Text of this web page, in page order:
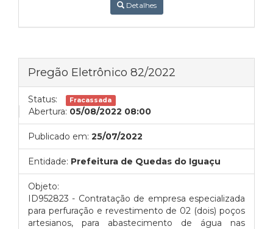
Detalhes
Pregão Eletrônico 82/2022
Status: Fracassada
Abertura: 05/08/2022 08:00
Publicado em: 25/07/2022
Entidade: Prefeitura de Quedas do Iguaçu
Objeto:
ID952823 - Contratação de empresa especializada
para perfuração e revestimento de 02 (dois) poços
artesianos, para abastecimento de água nas